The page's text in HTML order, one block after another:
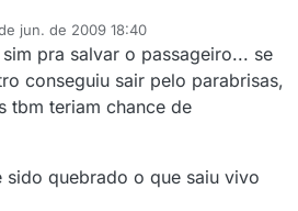
jun. de 2009 18:40
pra salvar o passageiro... se
conseguiu sair pelo parabrisas,
tbm teriam chance de
sido quebrado o que saiu vivo